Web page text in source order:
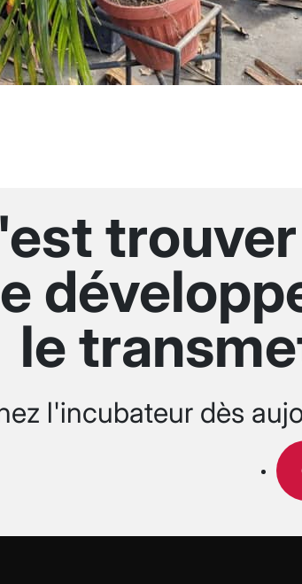
le
l'incubateur dès